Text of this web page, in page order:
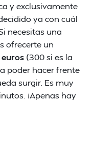
y exclusivamente
ya con cuál
necesitas una
ofrecerte un
euros (300 si es la
poder hacer frente
surgir. Es muy
¡Apenas hay